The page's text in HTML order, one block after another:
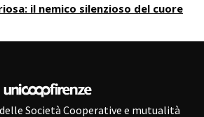
il nemico silenzioso del cuore
Società Cooperative e mutualità